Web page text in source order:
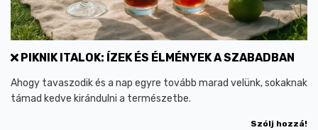
PIKNIK ITALOK: ÍZEK ÉS ÉLMÉNYEK A SZABADBAN
Ahogy tavaszodik és a nap egyre tovább marad velünk, sokaknak
támad kedve kirándulni a természetbe.
Szólj hozzá!